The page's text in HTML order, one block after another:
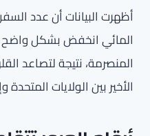
أظهرت البيانات أن عدد
المائي انخفض بشكل واضح
المنصرمة، نتيجة لتصاعد
الأخير بين الولايات المتحدة